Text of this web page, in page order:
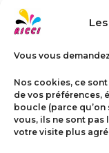
Vous vous
Nos cookies, ce
de vos préférences,
boucle (parce qu’on
vous, ils ne sont pas
votre visite plus